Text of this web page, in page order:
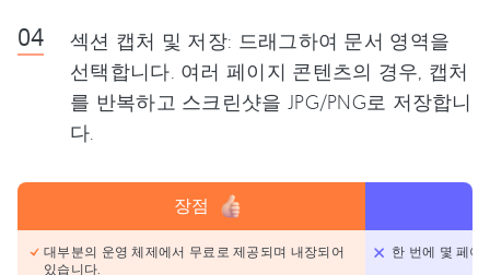
섹션 캡처 및 저장: 드래그하여 문서 영역을
선택합니다. 여러 페이지 콘텐츠의 경우, 캡처
를 반복하고 스크린샷을 JPG/PNG로 저장합니
다.
장점
대부분의 운영 체제에서 무료로 제공되며 내장되어
있습니다.
한 번에 몇 페이